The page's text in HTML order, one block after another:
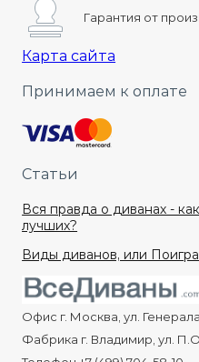
Офис г. Москва, ул.
Фабрика г. Владимир, ул.
Карта сайта
Принимаем к оплате
Статьи
Вся правда о диванах -
лучших?
Виды диванов, или
Гарантия от